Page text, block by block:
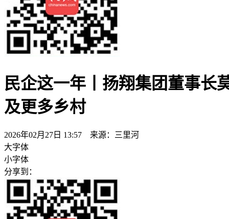
民企这一年丨扬翔集团董事长
及更多乡村
2026年02月27日 13:57 来源：三里河
大字体
小字体
分享到：